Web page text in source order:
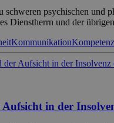
psychischen und
Dienstherrn und der
Kommunikation
in der